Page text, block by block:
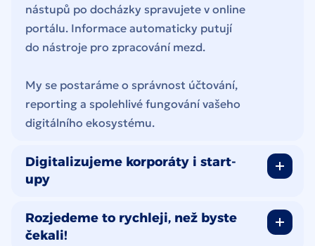
nástupů po docházky spravujete v online
portálu. Informace automaticky putují
do nástroje pro zpracování mezd.
My se postaráme o správnost účtování,
reporting a spolehlivé fungování vašeho
digitálního ekosystému.
Digitalizujeme korporáty i start-
upy
Rozjedeme to rychleji, než byste
čekali!